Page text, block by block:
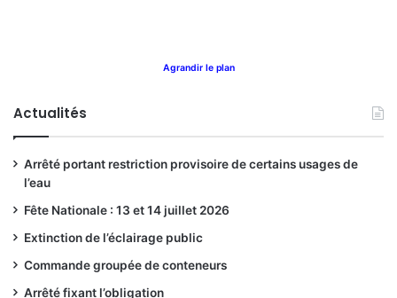
Agrandir le plan
Actualités
Arrêté portant restriction provisoire de certains usages de
l’eau
Fête Nationale : 13 et 14 juillet 2026
Extinction de l’éclairage public
Commande groupée de conteneurs
Arrêté fixant l’obligation